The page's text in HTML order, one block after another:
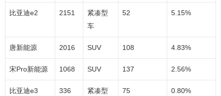
比亚迪e2 2151
紧凑型
车
52 5.15%
唐新能源 2016 SUV 108 4.83%
宋Pro新能源 1068 SUV 137 2.56%
比亚迪e3 336
紧凑型
75 0.80%